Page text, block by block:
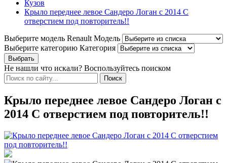
Кузов
Крыло переднее левое Сандеро Логан с 2014 С
отверстием под повторитель!!
Выберите модель Renault Модель
Выберите категорию Категория
Не нашли что искали? Воспользуйтесь поиском
Крыло переднее левое Сандеро Логан с
2014 С отверстием под повторитель!!